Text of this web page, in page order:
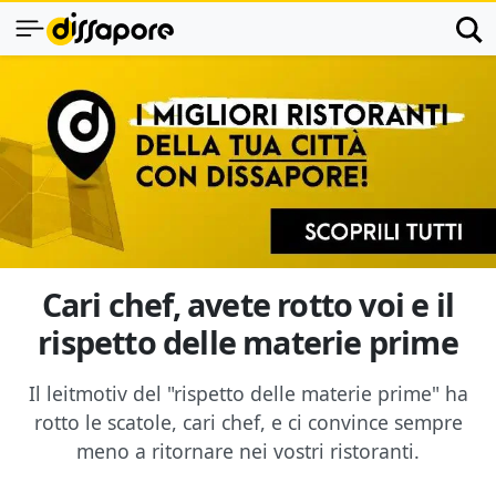
Cari chef, avete rotto voi e il
rispetto delle materie prime
Il leitmotiv del "rispetto delle materie prime" ha
rotto le scatole, cari chef, e ci convince sempre
meno a ritornare nei vostri ristoranti.